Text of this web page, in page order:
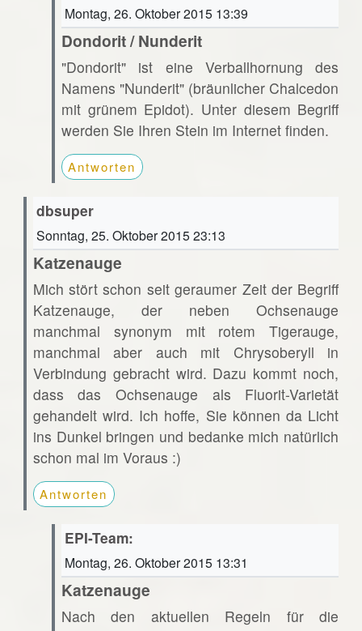
Montag, 26. Oktober 2015 13:39
Dondorit / Nunderit
"Dondorit" ist eine Verballhornung des
Namens "Nunderit" (bräunlicher Chalcedon
mit grünem Epidot). Unter diesem Begriff
werden Sie Ihren Stein im Internet finden.
Antworten
dbsuper
Sonntag, 25. Oktober 2015 23:13
Katzenauge
Mich stört schon seit geraumer Zeit der Begriff
Katzenauge, der neben Ochsenauge
manchmal synonym mit rotem Tigerauge,
manchmal aber auch mit Chrysoberyll in
Verbindung gebracht wird. Dazu kommt noch,
dass das Ochsenauge als Fluorit-Varietät
gehandelt wird. Ich hoffe, Sie können da Licht
ins Dunkel bringen und bedanke mich natürlich
schon mal im Voraus :)
Antworten
EPI-Team:
Montag, 26. Oktober 2015 13:31
Katzenauge
Nach den aktuellen Regeln für die